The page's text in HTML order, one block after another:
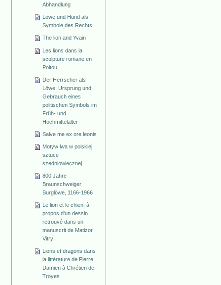
Abhandlung
Löwe und Hund als
Symbole des Rechts
The lion and Yvain
Les lions dans la
sculpture romane en
Poitou
Der Herrscher als
Löwe. Ursprung und
Gebrauch eines
politischen Symbols im
Früh- und
Hochmittelalter
Salve me ex ore leonis
Motyw lwa w polskiej
sztuce
szedniowiecznej
800 Jahre
Braunschweiger
Burglöwe, 1166-1966
Le lion et le chien: à
propos d'un dessin
retrouvé dans un
manuscrit de Matizor
Vitry
Lions et dragons dans
la littérature de Pierre
Damien à Chrétien de
Troyes